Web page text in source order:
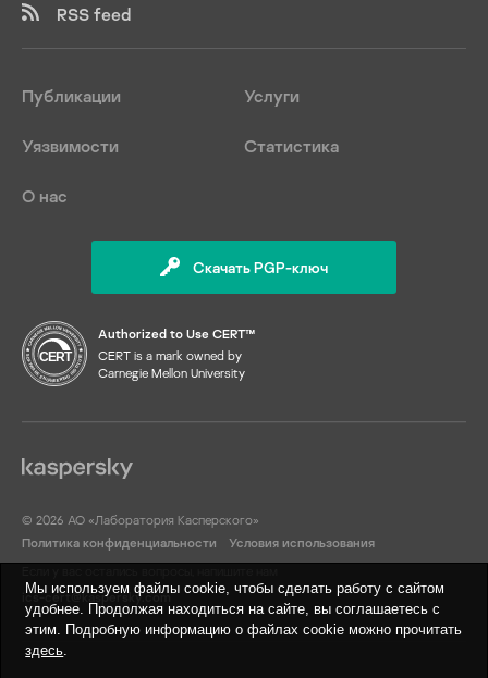
RSS feed
Публикации Услуги
Уязвимости Статистика
О нас
Скачать PGP-ключ
Authorized to Use CERT™
CERT is a mark owned by
Carnegie Mellon University
© 2026 АО «Лаборатория Касперского»
Политика конфиденциальности
Условия использования
ics-cert@kaspersky.com
Мы используем файлы cookie, чтобы сделать работу с сайтом
удобнее. Продолжая находиться на сайте, вы соглашаетесь с
этим. Подробную информацию о файлах cookie можно прочитать
здесь.